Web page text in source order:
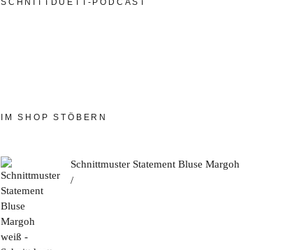
SCHNITTDUETT-PODCAST
IM SHOP STÖBERN
Schnittmuster Statement Bluse Margoh